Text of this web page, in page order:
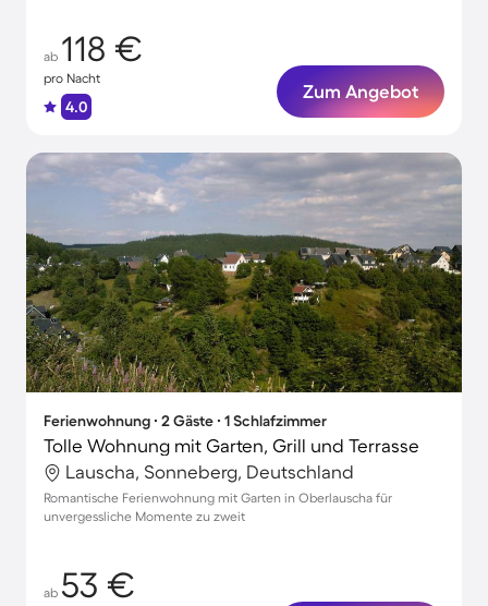
ab 118 €
pro Nacht
4.0
Zum Angebot
Ferienwohnung ∙ 2 Gäste ∙ 1 Schlafzimmer
Tolle Wohnung mit Garten, Grill und Terrasse
Lauscha, Sonneberg, Deutschland
Romantische Ferienwohnung mit Garten in Oberlauscha für
unvergessliche Momente zu zweit
ab 53 €